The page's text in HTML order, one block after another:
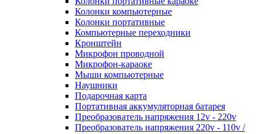
Колонки компьютерные
Колонки портативные
Компьютерные переходники
Кронштейн
Микрофон проводной
Микрофон-караоке
Мыши компьютерные
Наушники
Подарочная карта
Портативная аккумуляторная батарея
Преобразователь напряжения 12v - 220v
Преобразователь напряжения 220v - 110v /